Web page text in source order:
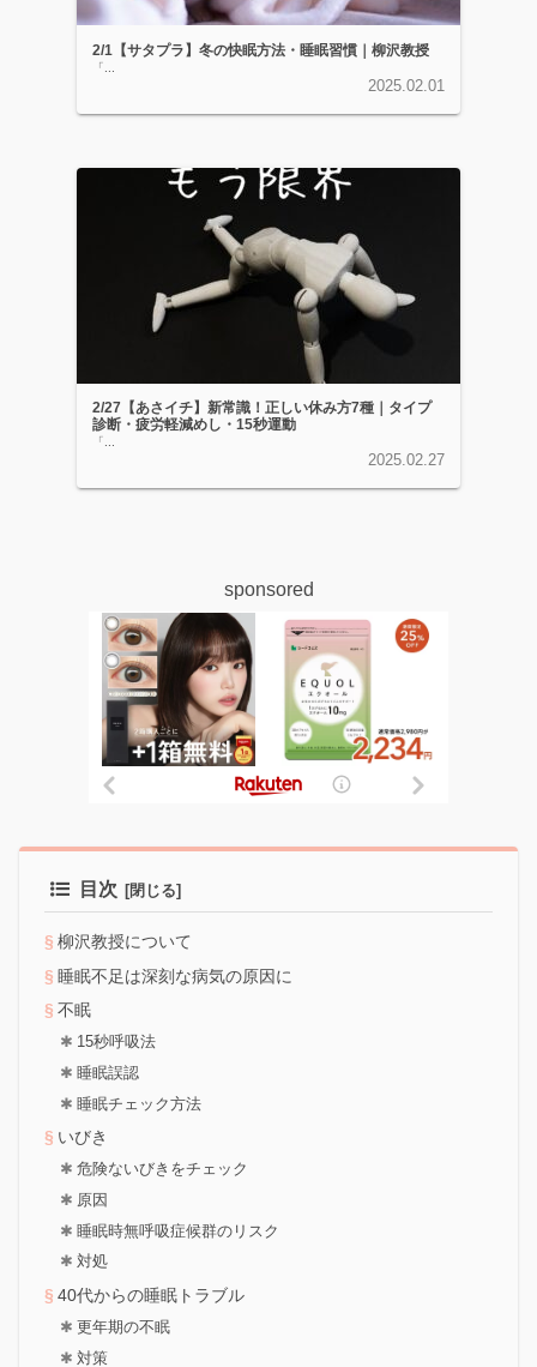
2/1【サタプラ】冬の快眠方法・睡眠習慣｜柳沢教授
「...
2025.02.01
2/27【あさイチ】新常識！正しい休み方7種｜タイプ
診断・疲労軽減めし・15秒運動
「...
2025.02.27
sponsored
目次
柳沢教授について
睡眠不足は深刻な病気の原因に
不眠
15秒呼吸法
睡眠誤認
睡眠チェック方法
いびき
危険ないびきをチェック
原因
睡眠時無呼吸症候群のリスク
対処
40代からの睡眠トラブル
更年期の不眠
対策